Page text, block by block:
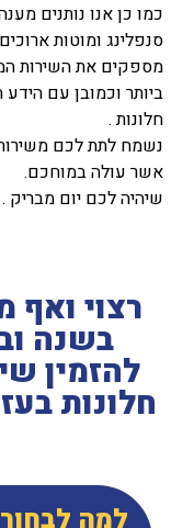
כמו כן אנו נותנים
סנפלינג ומוטות
מספקים את השירות
ביותר וכמובן עם הידע
חלונות .
נשמח לתת לכם
אשר עולה במוחכם.
שיהיה לכם יום מבריק .
רצוי ואף
בשנה
להזמין
חלונות
למה